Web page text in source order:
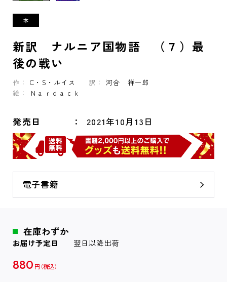
新訳 ナルニア国物語 （７）最
後の戦い
作： C・S・ルイス 訳：
河合 祥一郎
絵：
Ｎａｒｄａｃｋ
発売日 2021年10月13日
電子書籍
在庫わずか
お届け予定日 翌日以降出荷
880 円